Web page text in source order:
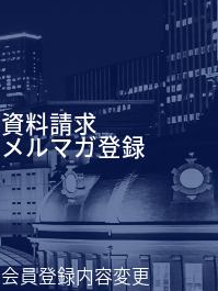
資料請求
メルマガ登録
会員登録内容変更